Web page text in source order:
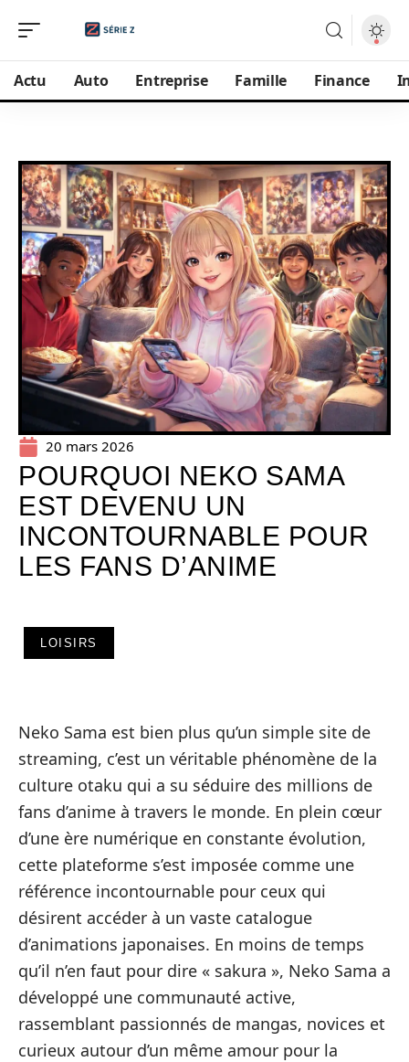
Actu Auto Entreprise Famille Finance
20 mars 2026
POURQUOI NEKO SAMA
EST DEVENU UN
INCONTOURNABLE POUR
LES FANS D’ANIME
LOISIRS
Neko Sama est bien plus qu’un simple site de
streaming, c’est un véritable phénomène de la
culture otaku qui a su séduire des millions de
fans d’anime à travers le monde. En plein cœur
d’une ère numérique en constante évolution,
cette plateforme s’est imposée comme une
référence incontournable pour ceux qui
désirent accéder à un vaste catalogue
d’animations japonaises. En moins de temps
qu’il n’en faut pour dire « sakura », Neko Sama a
développé une communauté active,
rassemblant passionnés de mangas, novices et
curieux autour d’un même amour pour la